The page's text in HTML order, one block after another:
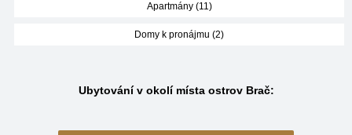
Apartmány (11)
Domy k pronájmu (2)
Ubytování v okolí místa ostrov Brač: